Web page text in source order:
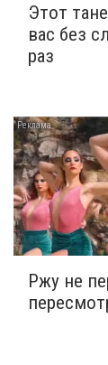
Этот
вас без
раз
Ржу не